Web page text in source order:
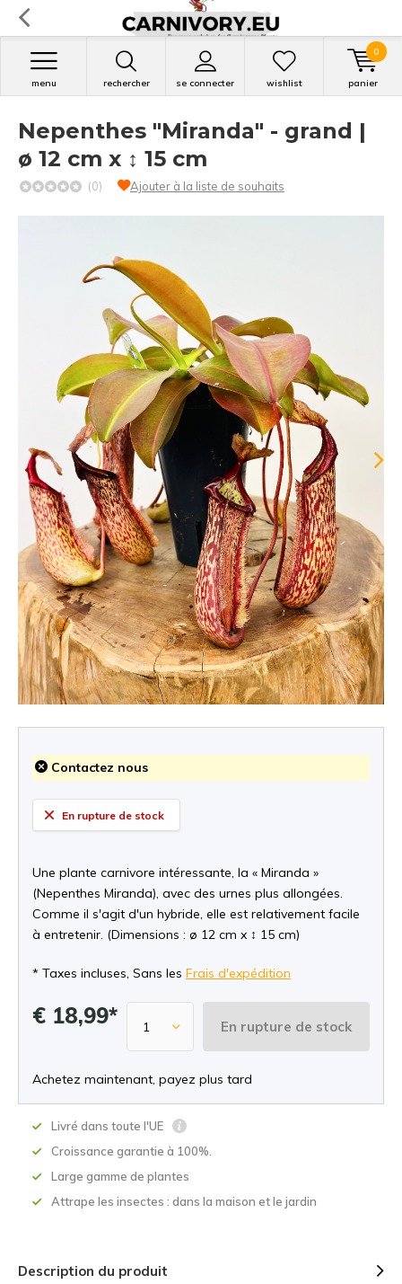
rechercher se connecter
menu wishlist panier
0
Nepenthes "Miranda" - grand |
ø 12 cm x ↕ 15 cm
(0) Ajouter à la liste de souhaits
Contactez nous
En rupture de stock
Une plante carnivore intéressante, la « Miranda »
(Nepenthes Miranda), avec des urnes plus allongées.
Comme il s'agit d'un hybride, elle est relativement facile
à entretenir. (Dimensions : ø 12 cm x ↕ 15 cm)
* Taxes incluses, Sans les Frais d'expédition
€ 18,99* En rupture de stock
Achetez maintenant, payez plus tard
Livré dans toute l'UE
Croissance garantie à 100%.
Large gamme de plantes
Attrape les insectes : dans la maison et le jardin
Description du produit